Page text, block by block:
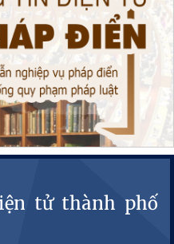
tử thành phố